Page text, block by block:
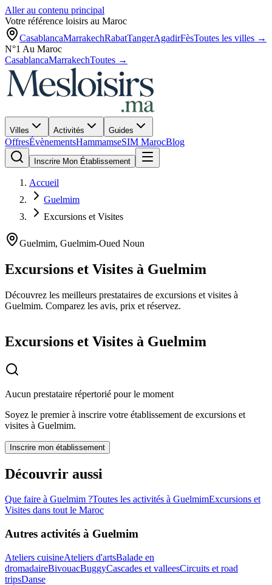
Aller au contenu principal
Votre référence loisirs au Maroc
CasablancaMarrakechRabatTangerAgadirFèsToutes les villes →
N°1 Au Maroc
CasablancaMarrakechToutes →
Villes Activités Guides
OffresÉvènementsHammamseSIM MarocBlog
Inscrire Mon Établissement
Accueil
Guelmim
Excursions et Visites
Guelmim, Guelmim-Oued Noun
Excursions et Visites à Guelmim
Découvrez les meilleurs prestataires de excursions et visites à
Guelmim. Comparez les avis, prix et réservez.
Excursions et Visites à Guelmim
Aucun prestataire répertorié pour le moment
Soyez le premier à inscrire votre établissement de excursions et
visites à Guelmim.
Inscrire mon établissement
Découvrir aussi
Que faire à Guelmim ?Toutes les activités à GuelmimExcursions et
Visites dans tout le Maroc
Autres activités à Guelmim
Ateliers cuisineAteliers d'artsBalade en
dromadaireBivouacBuggyCascades et valleesCircuits et road
tripsDanse